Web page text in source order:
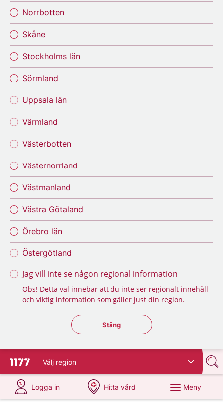
Norrbotten
Skåne
Stockholms län
Sörmland
Uppsala län
Värmland
Västerbotten
Västernorrland
Västmanland
Västra Götaland
Örebro län
Östergötland
Jag vill inte se någon regional information
Obs! Detta val innebär att du inte ser regionalt innehåll
och viktig information som gäller just din region.
Stäng regionsväljaren
Stäng
Till startsidan för 1177
Välj region
Logga in
på 1177.se
Hitta vård
på 1177.se
Meny